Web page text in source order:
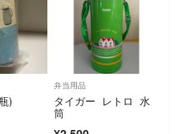
)
弁当用品
タイガー レトロ 水
筒